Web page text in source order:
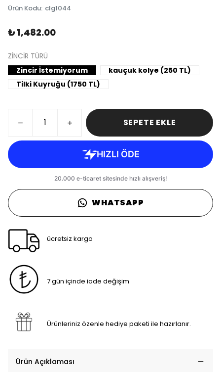
Ürün Kodu: clg1044
₺ 1,482.00
ZİNCİR TÜRÜ
Zincir İstemiyorum
kauçuk kolye (250 TL)
Tilki Kuyruğu (1750 TL)
SEPETE EKLE
WHATSAPP
ücretsiz kargo
7 gün içinde iade değişim
Ürünleriniz özenle hediye paketi ile hazırlanır.
Ürün Açıklaması